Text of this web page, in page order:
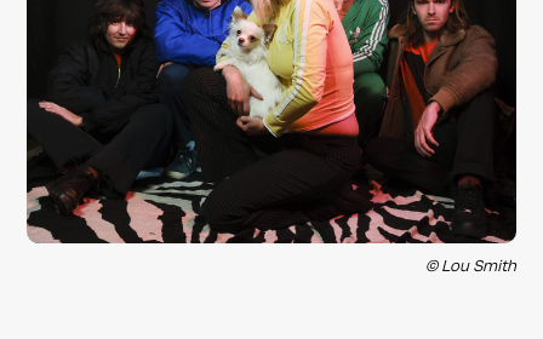
© Lou Smith